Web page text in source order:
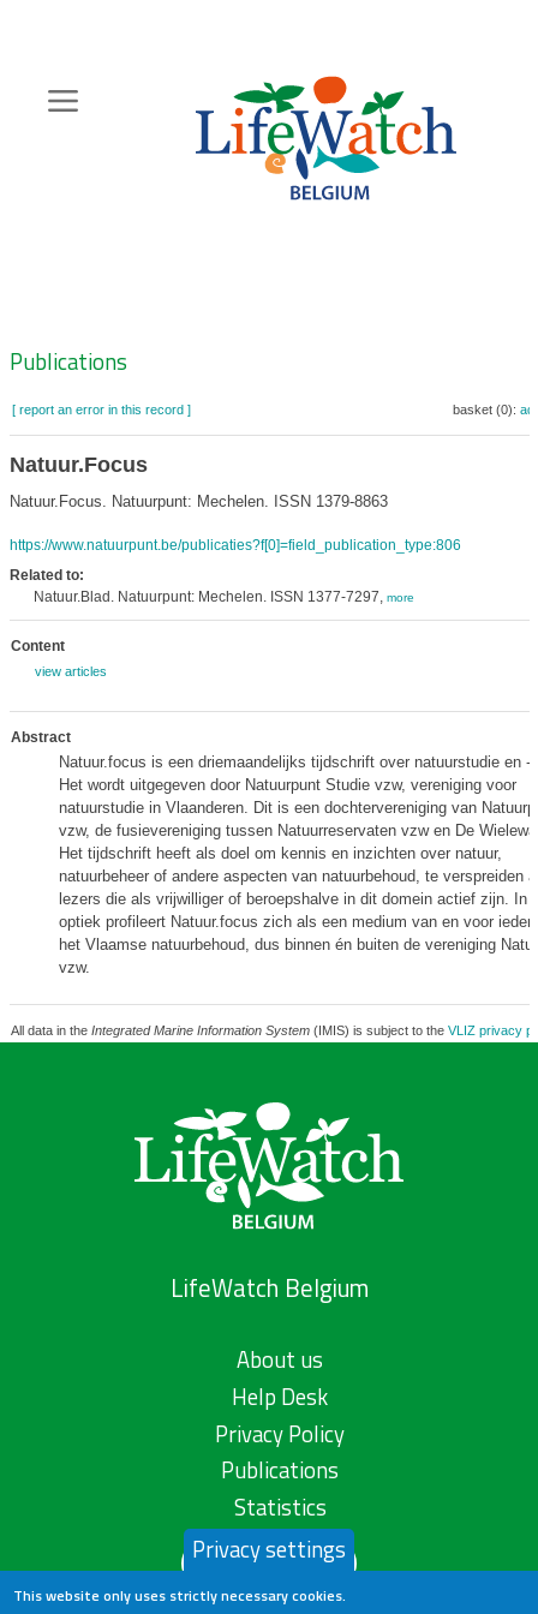
content
Zoeknavigatie
Publications
[ report an error in this record ] basket (0):
Natuur.Focus
Natuur.Focus. Natuurpunt: Mechelen. ISSN 1379-8863
https://www.natuurpunt.be/publicaties?f[0]=field_publication_type:806
Related to:
Natuur.Blad. Natuurpunt: Mechelen. ISSN 1377-7297, more
Content
view articles
Abstract
Natuur.focus is een driemaandelijks tijdschrift over natuurstudie en -
Het wordt uitgegeven door Natuurpunt Studie vzw, vereniging voor
natuurstudie in Vlaanderen. Dit is een dochtervereniging van
vzw, de fusievereniging tussen Natuurreservaten vzw en De
Het tijdschrift heeft als doel om kennis en inzichten over natuur,
natuurbeheer of andere aspecten van natuurbehoud, te verspreiden
lezers die als vrijwilliger of beroepshalve in dit domein actief zijn. In
optiek profileert Natuur.focus zich als een medium van en voor
het Vlaamse natuurbehoud, dus binnen én buiten de vereniging
vzw.
All data in the Integrated Marine Information System(IMIS) is subject to the VLIZ privacy
LifeWatch Belgium
About us
Help Desk
Privacy Policy
Publications
Statistics
Contact us
Privacy settings
This website only uses strictly necessary cookies.